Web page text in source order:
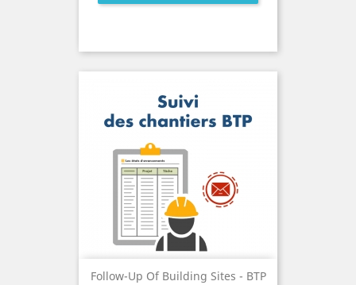
Follow-Up Of Building Sites - BTP